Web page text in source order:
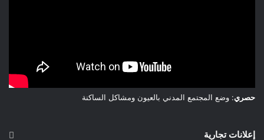
حصري: وضع المجتمع المدني بالعيون ومشاكل الساكنة
إعلانات تجارية